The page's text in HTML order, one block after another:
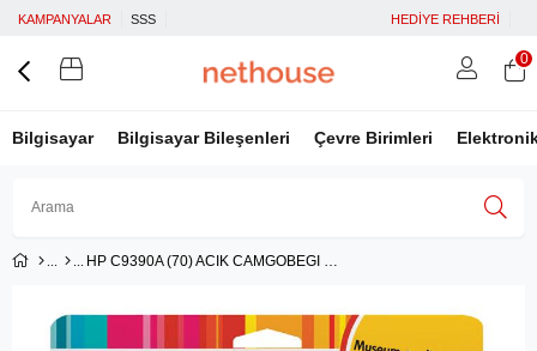
KAMPANYALAR SSS HEDİYE REHBERİ
Bilgisayar Bilgisayar Bileşenleri Çevre Birimleri
Üye Girişi
Google İle Bağlan
0
HP C9390A (70) ACIK CAMGOBEGI 130 ML GENIS FORMAT MUREKKEP KARTUSU